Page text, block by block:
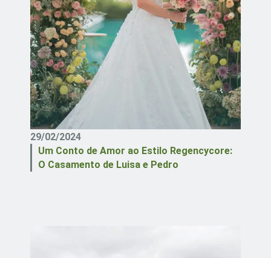
29/02/2024
Um Conto de Amor ao Estilo Regencycore:
O Casamento de Luisa e Pedro